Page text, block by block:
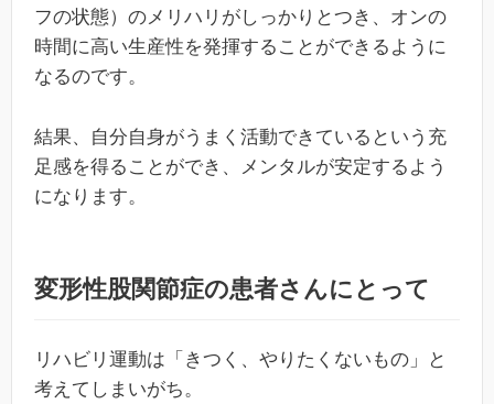
フの状態）のメリハリがしっかりとつき、オンの
時間に高い生産性を発揮することができるように
なるのです。
結果、自分自身がうまく活動できているという充
足感を得ることができ、メンタルが安定するよう
になります。
変形性股関節症の患者さんにとって
リハビリ運動は「きつく、やりたくないもの」と
考えてしまいがち。